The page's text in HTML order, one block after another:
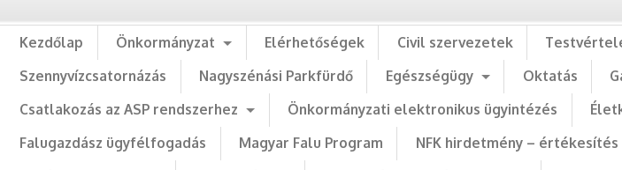
Kezdőlap Önkormányzat Elérhetőségek Civil szervezetek
Szennyvízcsatornázás
Nagyszénási Parkfürdő Egészségügy Oktatás
Csatlakozás az ASP rendszerhez
Önkormányzati elektronikus ügyintézés
Falugazdász ügyfélfogadás
Magyar Falu Program NFK hirdetmény – értékesítés